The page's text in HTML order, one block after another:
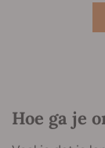
Hoe ga je